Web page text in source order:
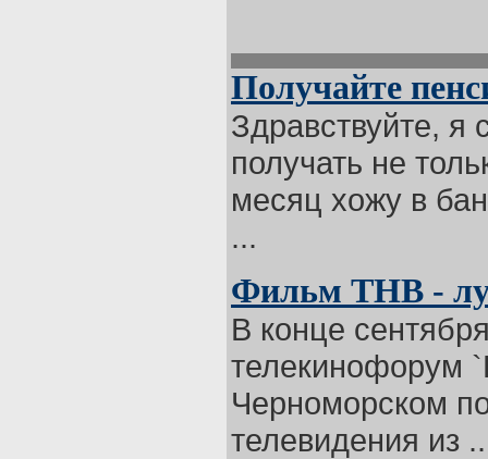
Получайте
Здравствуйте,
получать не
месяц хожу в
...
Фильм ТНВ -
В конце
телекинофорум
Черноморском
телевидения из